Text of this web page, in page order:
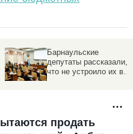
Барнаульские
депутаты рассказали,
что не устроило их в
продать